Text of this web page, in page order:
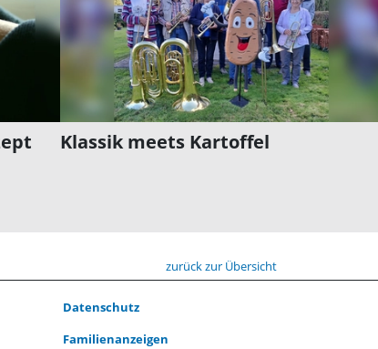
Klassik meets Kartoffel
zurück zur Übersicht
Datenschutz
Familienanzeigen